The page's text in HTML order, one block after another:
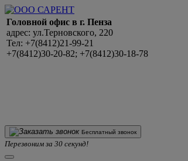
Головной офис в г. Пенза
адрес: ул.Терновского, 220
Тел: +7(8412)21-99-21
+7(8412)30-20-82; +7(8412)30-18-78
Бесплатный звонок
Перезвоним за 30 секунд!